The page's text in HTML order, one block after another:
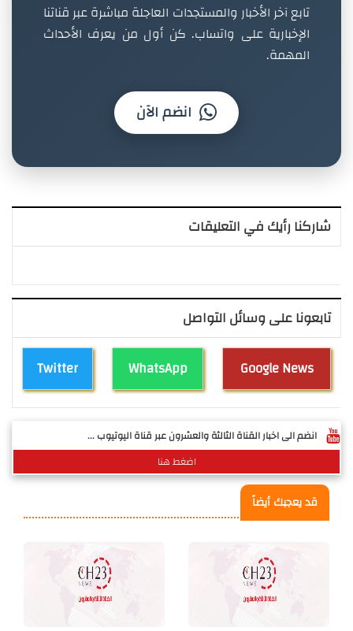
تابع آخر الأخبار والمستجدات العاجلة مباشرة عبر قناتنا
الإخبارية على واتساب. كن أول من يعرف الأحداث
المهمة.
انضم الآن
شاركنا رأيك في التعليقات
تابعونا على وسائل التواصل
Twitter WhatsApp Google News
انضم الى اخبار القناة الثالثة والعشرون عبر قناة اليوتيوب ...
اضغط هنا
قد يعجبك أيضاً